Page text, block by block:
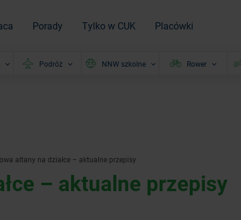
Porady Tylko w CUK Placówki
Podróż NNW szkolne Rower
altany na działce – aktualne przepisy
– aktualne przepisy